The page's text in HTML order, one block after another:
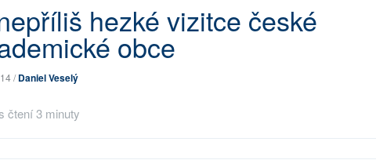
hezké vizitce české
obce
/Daniel Veselý
čtení 3 minuty